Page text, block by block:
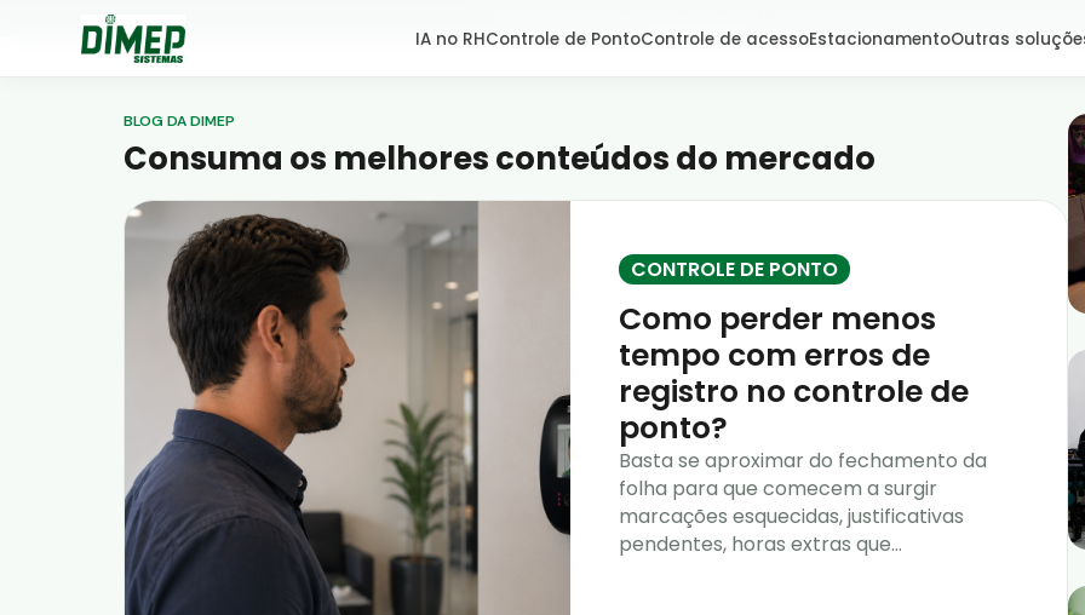
IA no RHControle de PontoControle de acessoEstacionamentoOutras
BLOG DA DIMEP
Consuma os melhores conteúdos do mercado
CONTROLE DE PONTO
Como perder menos
tempo com erros de
registro no controle de
ponto?
Basta se aproximar do fechamento da
folha para que comecem a surgir
marcações esquecidas, justificativas
pendentes, horas extras que...